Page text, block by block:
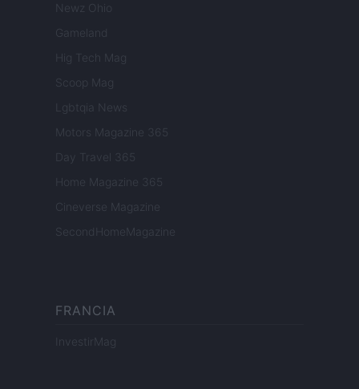
Newz Ohio
Gameland
Hig Tech Mag
Scoop Mag
Lgbtqia News
Motors Magazine 365
Day Travel 365
Home Magazine 365
Cineverse Magazine
SecondHomeMagazine
FRANCIA
InvestirMag